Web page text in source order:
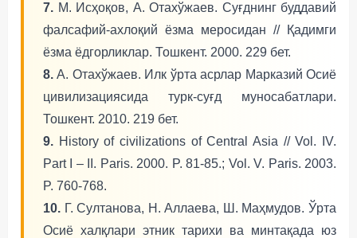
7. М. Исҳоқов, А. Отахўжаев. Суғднинг буддавий
фалсафий-ахлоқий ёзма меросидан // Қадимги
ёзма ёдгорликлар. Тошкент. 2000. 229 бет.
8. А. Отахўжаев. Илк ўрта асрлар Марказий Осиё
цивилизациясида турк-суғд муносабатлари.
Тошкент. 2010. 219 бет.
9. History of civilizations of Central Asia // Vol. IV.
Part I – II. Paris. 2000. P. 81-85.; Vol. V. Paris. 2003.
P. 760-768.
10. Г. Султанова, Н. Аллаева, Ш. Маҳмудов. Ўрта
Осиё халқлари этник тарихи ва минтақада юз